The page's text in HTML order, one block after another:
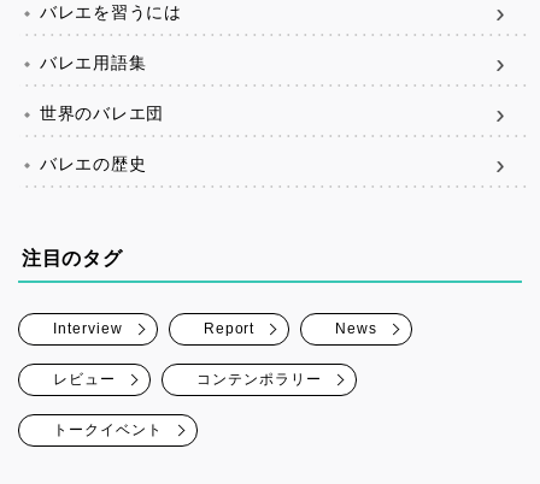
バレエを習うには
バレエ用語集
世界のバレエ団
バレエの歴史
注目のタグ
Interview Report News
レビュー コンテンポラリー
トークイベント